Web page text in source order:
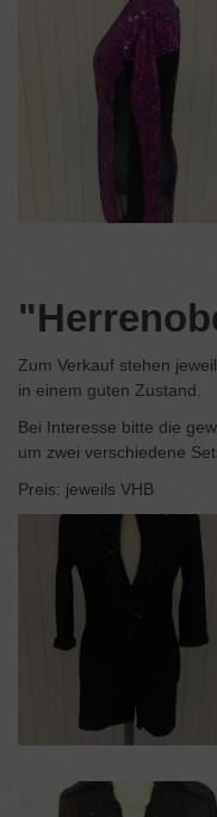
Zum Verkauf stehen
in einem guten Zustand.
Bei Interesse bitte die
um zwei verschiedene
Preis: jeweils VHB